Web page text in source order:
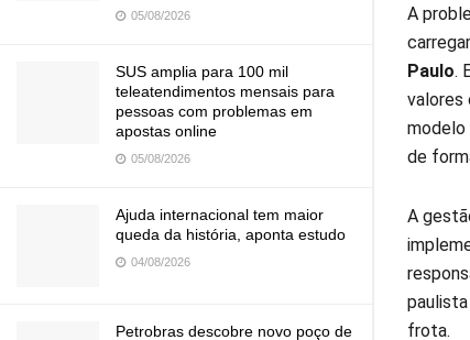
05/08/2026
SUS amplia para 100 mil
teleatendimentos mensais para
pessoas com problemas em
apostas online
05/08/2026
Ajuda internacional tem maior
queda da história, aponta estudo
04/08/2026
Petrobras descobre novo poço de
A
Paulo.
valores
modelo
de
A
frota.